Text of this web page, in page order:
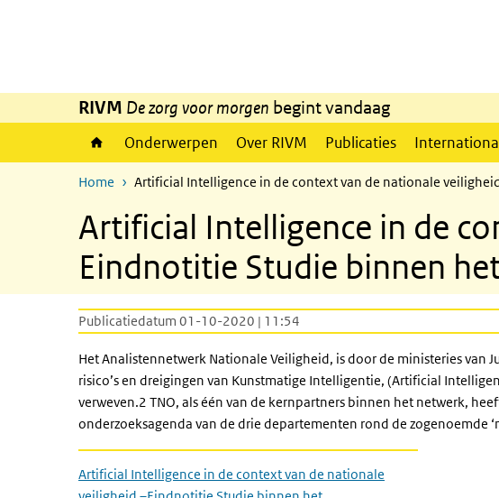
RIVM De zorg voor morgen begint vandaag
Onderwerpen Over RIVM Publicaties
Home Artificial Intelligence in de context van de nationale
Artificial Intelligence in de
Eindnotitie Studie binnen
Publicatiedatum 01-10-2020 | 11:54
Het Analistennetwerk Nationale Veiligheid, is door de ministeries van
risico’s en dreigingen van Kunstmatige Intelligentie, (Artificial
verweven.2 TNO, als één van de kernpartners binnen het netwerk,
onderzoeksagenda van de drie departementen rond de zogenoemde
Artificial Intelligence in de context van de nationale